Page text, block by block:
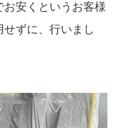
安くというお客様
ずに、行いまし